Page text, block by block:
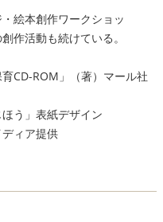
絵本創作ワークショッ
作活動も続けている。
CD-ROM」（著）マール社
う」表紙デザイン
ィア提供